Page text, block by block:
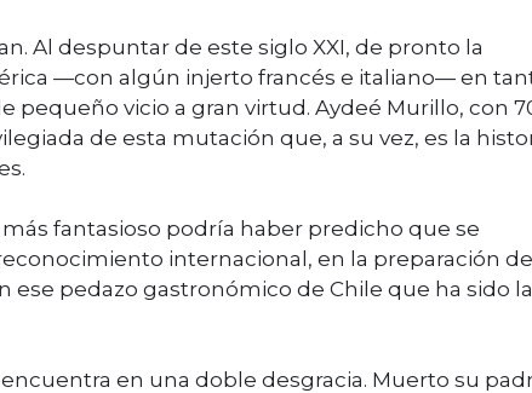
Al despuntar de este siglo XXI, de pronto la
—con algún injerto francés e italiano— en
pequeño vicio a gran virtud. Aydeé Murillo, con
de esta mutación que, a su vez, es la
fantasioso podría haber predicho que se
internacional, en la preparación
ese pedazo gastronómico de Chile que ha sido la
en una doble desgracia. Muerto su